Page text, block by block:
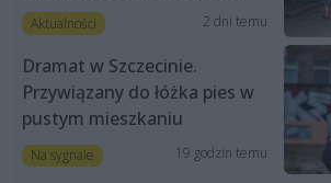
Aktualności 2 dni temu
Dramat w Szczecinie.
Przywiązany do łóżka pies w
pustym mieszkaniu
Na sygnale 19 godzin temu